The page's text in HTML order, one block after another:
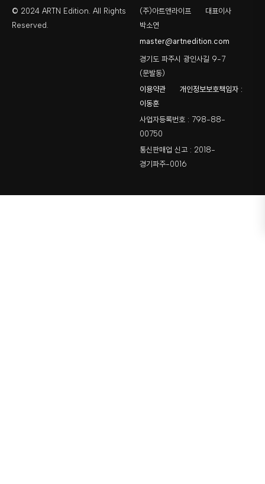
© 2024 ARTN Edition. All Rights
Reserved.
(주)아트앤라이프
대표이사
박소연
master@artnedition.com
경기도 파주시 광인사길 9-7
(문발동)
이용약관
개인정보보호책임자 :
이동훈
사업자등록번호 : 798-88-
00750
통신판매업 신고 : 2018-
경기파주-0016